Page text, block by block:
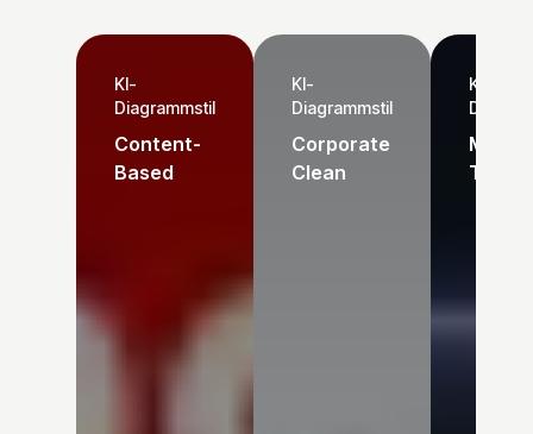
KI-
Diagrammstil
Content-
Based
KI-
Diagrammstil
Corporate
Clean
KI-
Tech